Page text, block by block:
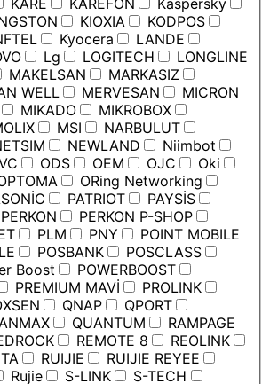
KARE KAREFON
Kaspersky
KIOXIA
KODPOS
Kyocera
LANDE
Lg LOGITECH
LONGLINE
MAKELSAN
MARKASIZ
WELL MERVESAN
MICRON
MIKADO
MIKROBOX
MSI
NARBULUT
NEWLAND
Niimbot
ODS OEM OJC
Oki
ORing Networking
PATRIOT
PAYSİS
PERKON
PERKON P-SHOP
PLM PNY
POINT MOBILE
POSBANK
POSCLASS
Boost
POWERBOOST
PREMIUM MAVİ
PROLINK
QNAP
QPORT
QUANTUM
RAMPAGE
REMOTE 8
REOLINK
RUIJIE
RUIJIE REYEE
Rujie S-LINK
S-TECH